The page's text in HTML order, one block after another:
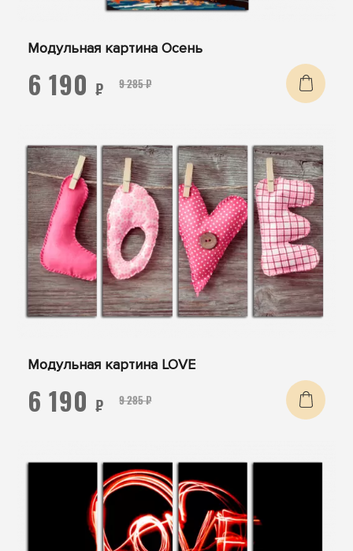
Модульная картина Осень
9 285 ₽
6 190 ₽
Модульная картина LOVE
9 285 ₽
6 190 ₽